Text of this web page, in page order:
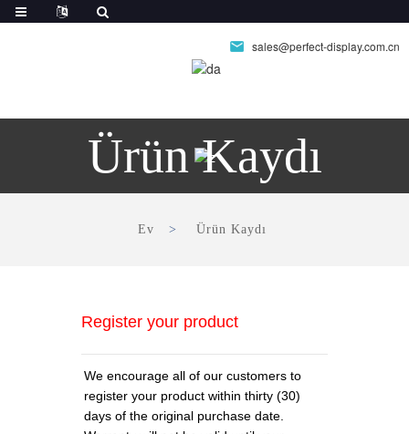
sales@perfect-display.com.cn
Ürün Kaydı
Ev Ürün Kaydı